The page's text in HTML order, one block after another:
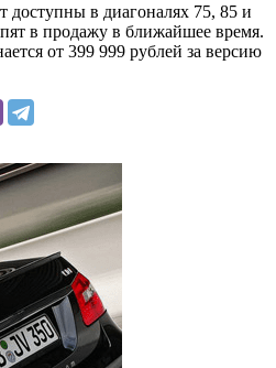
доступны в диагоналях 75, 85 и
в продажу в ближайшее время.
от 399 999 рублей за версию